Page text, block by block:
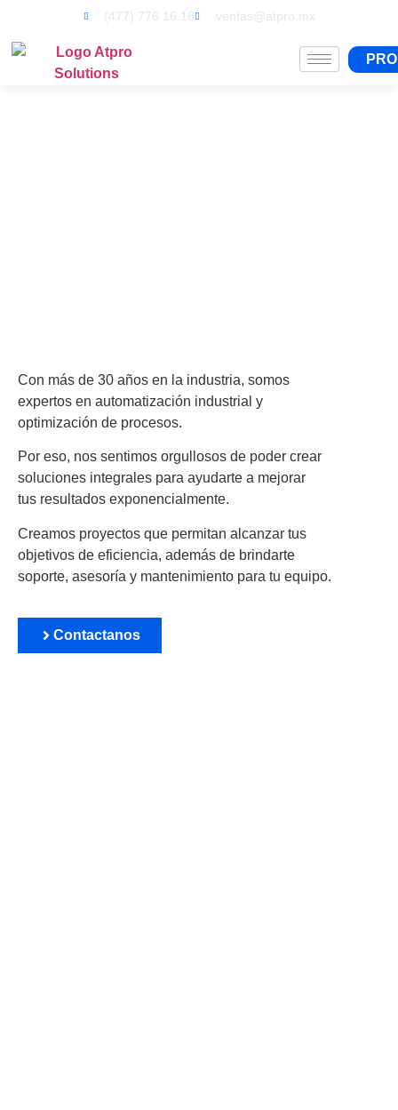
(477) 776 16 16 ventas@atpro.mx
Con más de 30 años en la industria, somos
expertos en automatización industrial y
optimización de procesos.
Por eso, nos sentimos orgullosos de poder crear
soluciones integrales para ayudarte a mejorar
tus resultados exponencialmente.
Creamos proyectos que permitan alcanzar tus
objetivos de eficiencia, además de brindarte
soporte, asesoría y mantenimiento para tu equipo.
Contactanos